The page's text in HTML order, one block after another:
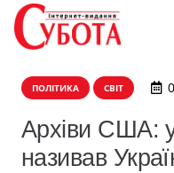
ПОЛІТИКА СВІТ
Архіви США: у
називав